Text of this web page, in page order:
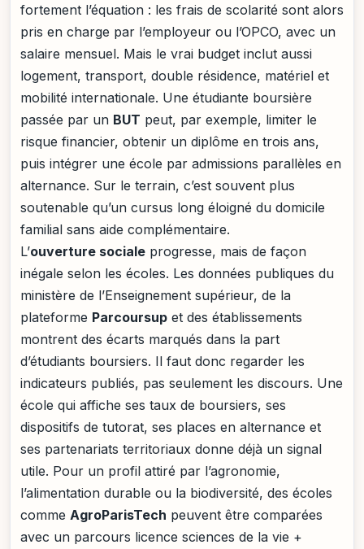
fortement l’équation : les frais de scolarité sont alors
pris en charge par l’employeur ou l’OPCO, avec un
salaire mensuel. Mais le vrai budget inclut aussi
logement, transport, double résidence, matériel et
mobilité internationale. Une étudiante boursière
passée par un BUT peut, par exemple, limiter le
risque financier, obtenir un diplôme en trois ans,
puis intégrer une école par admissions parallèles en
alternance. Sur le terrain, c’est souvent plus
soutenable qu’un cursus long éloigné du domicile
familial sans aide complémentaire.
L’ouverture sociale progresse, mais de façon
inégale selon les écoles. Les données publiques du
ministère de l’Enseignement supérieur, de la
plateforme Parcoursup et des établissements
montrent des écarts marqués dans la part
d’étudiants boursiers. Il faut donc regarder les
indicateurs publiés, pas seulement les discours. Une
école qui affiche ses taux de boursiers, ses
dispositifs de tutorat, ses places en alternance et
ses partenariats territoriaux donne déjà un signal
utile. Pour un profil attiré par l’agronomie,
l’alimentation durable ou la biodiversité, des écoles
comme AgroParisTech peuvent être comparées
avec un parcours licence sciences de la vie +